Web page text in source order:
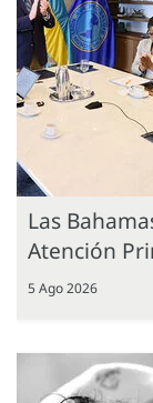
Las
Atención
5 Ago 2026